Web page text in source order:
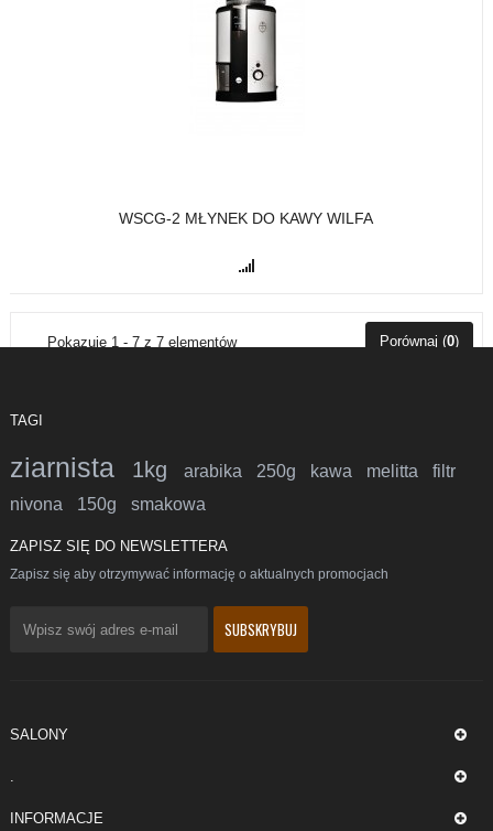
WSCG-2 MŁYNEK DO KAWY WILFA
Pokazuje 1 - 7 z 7 elementów Porównaj (0)
TAGI
ziarnista 1kg arabika 250g kawa melitta filtr
nivona 150g smakowa
ZAPISZ SIĘ DO NEWSLETTERA
Zapisz się aby otrzymywać informację o aktualnych promocjach
SALONY
.
INFORMACJE